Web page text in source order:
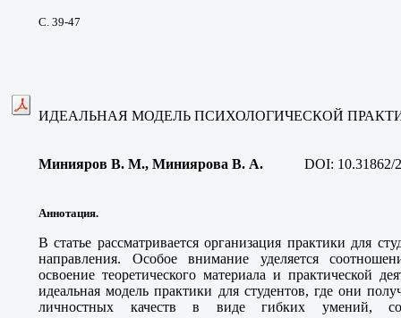
С. 39-47
ИДЕАЛЬНАЯ МОДЕЛЬ ПСИХОЛОГИЧЕСКОЙ
Минияров В. М., Миниярова В. А. DOI: 10.31862/
Аннотация.
В статье рассматривается организация практики для
направления. Особое внимание уделяется
освоение теоретического материала и практической
идеальная модель практики для студентов, где они
личностных качеств в виде гибких умений,